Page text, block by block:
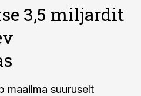
3,5 miljardit
maailma suuruselt